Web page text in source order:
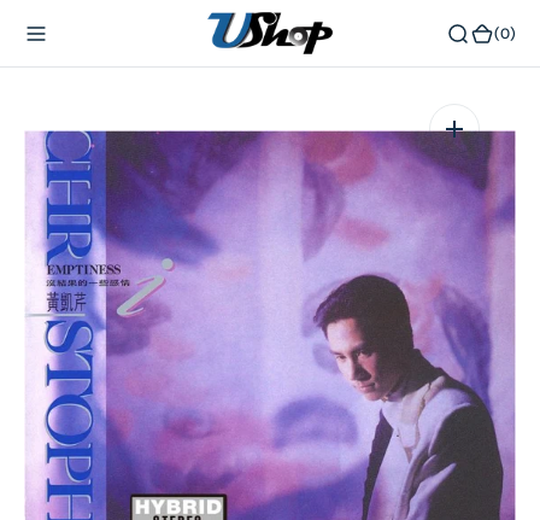
(0)
相
簿
開